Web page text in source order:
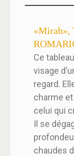
«Mirah»,
Ce
visage
regard.
charme
celui qui
Il se
chaudes